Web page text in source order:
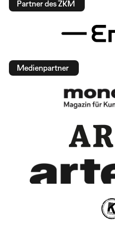
Partner des ZKM
Medienpartner